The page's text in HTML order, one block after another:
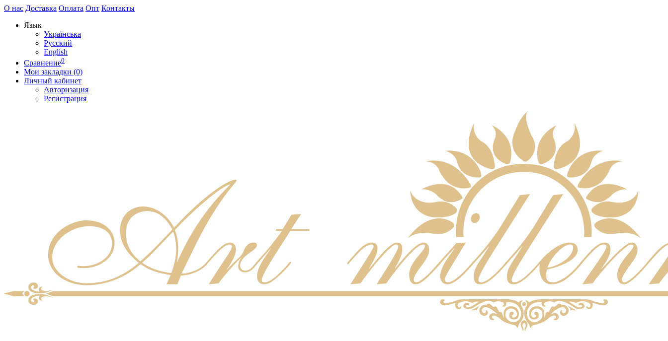
О нас Доставка Оплата Опт Контакты
Язык
Українська
Русский
English
Сравнение0
Мои закладки (0)
Личный кабинет
Авторизация
Регистрация